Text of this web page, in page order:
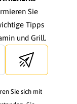
Sie
Tipps
und Grill.
Send newsletter
Sie sich mit